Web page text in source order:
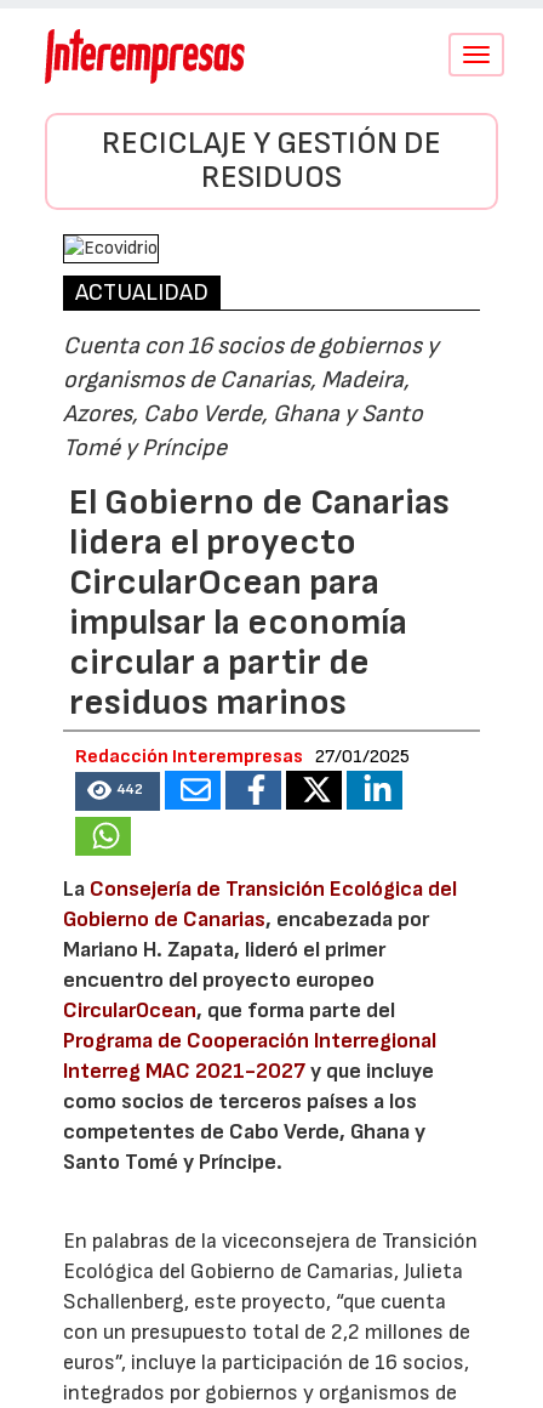
Conmutar
RECICLAJE Y GESTIÓN DE
RESIDUOS
ACTUALIDAD
Cuenta con 16 socios de gobiernos y
organismos de Canarias, Madeira,
Azores, Cabo Verde, Ghana y Santo
Tomé y Príncipe
El Gobierno de Canarias
lidera el proyecto
CircularOcean para
impulsar la economía
circular a partir de
residuos marinos
Redacción Interempresas 27/01/2025
442
La Consejería de Transición Ecológica del
Gobierno de Canarias, encabezada por
Mariano H. Zapata, lideró el primer
encuentro del proyecto europeo
CircularOcean, que forma parte del
Programa de Cooperación Interregional
Interreg MAC 2021-2027y que incluye
como socios de terceros países a los
competentes de Cabo Verde, Ghana y
Santo Tomé y Príncipe.
En palabras de la viceconsejera de Transición
Ecológica del Gobierno de Camarias, Julieta
Schallenberg, este proyecto, “que cuenta
con un presupuesto total de 2,2 millones de
euros”, incluye la participación de 16 socios,
integrados por gobiernos y organismos de